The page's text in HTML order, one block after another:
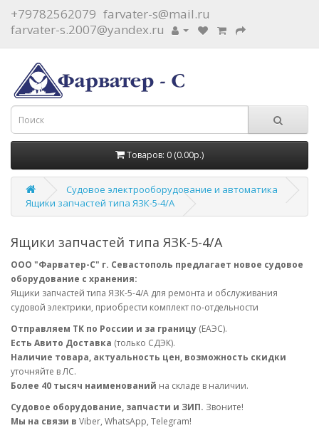
+79782562079 farvater-s@mail.ru
farvater-s.2007@yandex.ru
Товаров: 0 (0.00р.)
Судовое электрооборудование и автоматика
Ящики запчастей типа ЯЗК-5-4/А
Ящики запчастей типа ЯЗК-5-4/А
ООО "Фарватер-С" г. Севастополь предлагает новое судовое
оборудование с хранения:
Ящики запчастей типа ЯЗК-5-4/А для ремонта и обслуживания
судовой электрики, приобрести комплект по-отдельности
Отправляем ТК по России и за границу (ЕАЭС).
Есть Авито Доставка (только СДЭК).
Наличие товара, актуальность цен, возможность скидки
уточняйте в ЛС.
Более 40 тысяч наименований на складе в наличии.
Судовое оборудование, запчасти и ЗИП. Звоните!
Мы на связи в Viber, WhatsApp, Telegram!